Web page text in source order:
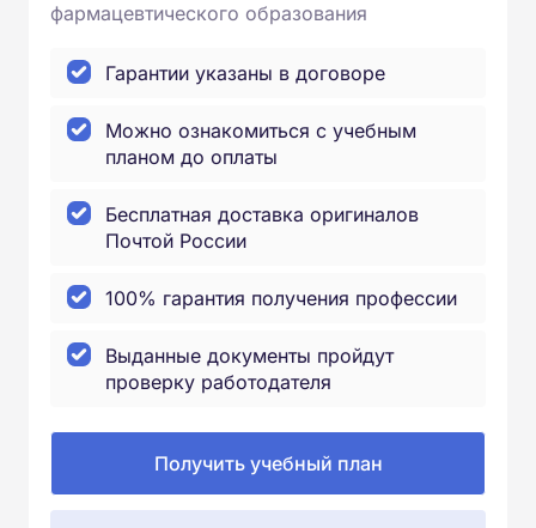
фармацевтического образования
Гарантии указаны в договоре
Можно ознакомиться с учебным
планом до оплаты
Бесплатная доставка оригиналов
Почтой России
100% гарантия получения профессии
Выданные документы пройдут
проверку работодателя
Получить учебный план